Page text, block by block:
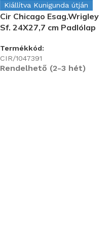
Kiállítva Kunigunda útján
Cir Chicago Esag.Wrigley
Sf. 24X27,7 cm Padlólap
Termékkód:
CIR/1047391
Rendelhető (2-3 hét)